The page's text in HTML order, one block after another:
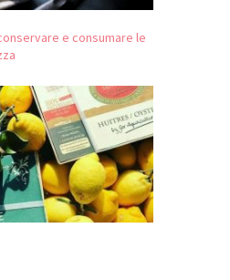
e consumare le